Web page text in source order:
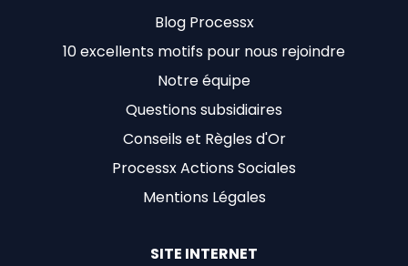
Blog Processx
10 excellents motifs pour nous rejoindre
Notre équipe
Questions subsidiaires
Conseils et Règles d'Or
Processx Actions Sociales
Mentions Légales
SITE INTERNET